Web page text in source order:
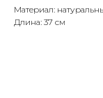
Материал:
Длина: 37 см